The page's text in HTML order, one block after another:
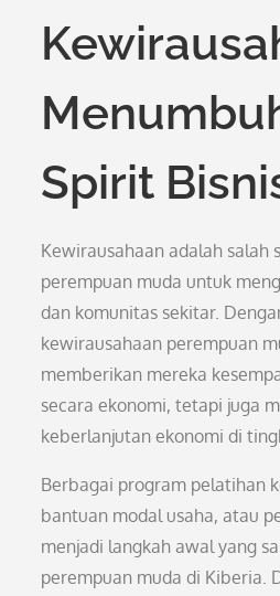
Spirit
Kewirausahaan adalah salah
perempuan muda untuk
dan komunitas sekitar.
kewirausahaan perempuan
memberikan mereka
secara ekonomi, tetapi juga
keberlanjutan ekonomi di
Berbagai program pelatihan
bantuan modal usaha, atau
menjadi langkah awal yang
perempuan muda di Kiberia.